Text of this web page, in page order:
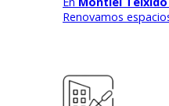
Renovamos